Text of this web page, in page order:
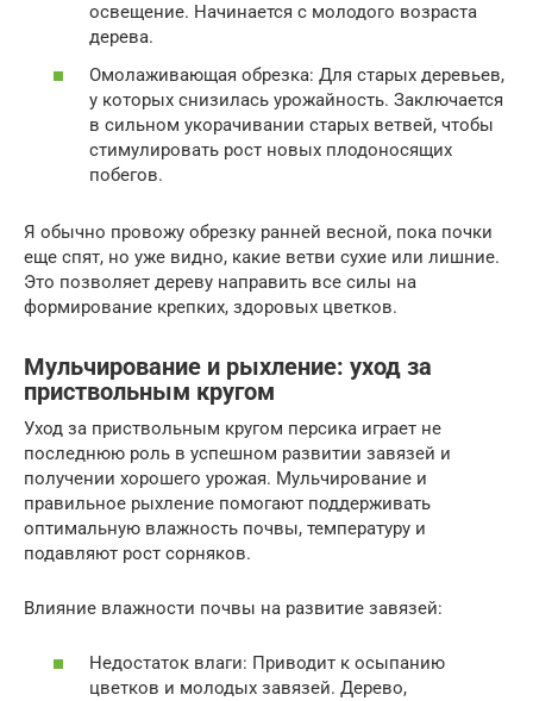
освещение. Начинается с молодого возраста
дерева.
Омолаживающая обрезка: Для старых деревьев,
у которых снизилась урожайность. Заключается
в сильном укорачивании старых ветвей, чтобы
стимулировать рост новых плодоносящих
побегов.
Я обычно провожу обрезку ранней весной, пока почки
еще спят, но уже видно, какие ветви сухие или лишние.
Это позволяет дереву направить все силы на
формирование крепких, здоровых цветков.
Мульчирование и рыхление: уход за
приствольным кругом
Уход за приствольным кругом персика играет не
последнюю роль в успешном развитии завязей и
получении хорошего урожая. Мульчирование и
правильное рыхление помогают поддерживать
оптимальную влажность почвы, температуру и
подавляют рост сорняков.
Влияние влажности почвы на развитие завязей:
Недостаток влаги: Приводит к осыпанию
цветков и молодых завязей. Дерево,